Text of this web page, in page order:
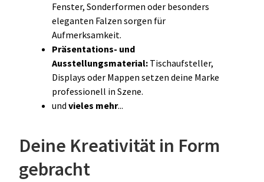
Fenster, Sonderformen oder besonders
eleganten Falzen sorgen für
Aufmerksamkeit.
Präsentations- und
Ausstellungsmaterial: Tischaufsteller,
Displays oder Mappen setzen deine Marke
professionell in Szene.
und vieles mehr...
Deine Kreativität in Form
gebracht